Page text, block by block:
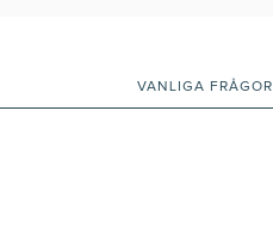
VANLIGA FRÅGOR